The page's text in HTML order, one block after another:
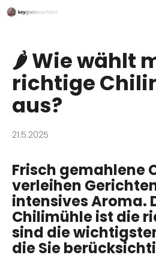
Zum
Inhalt
🌶️ Wie wählt
richtige
aus?
21.5.2025
Frisch gemahlene
verleihen
intensives Aroma.
Chilimühle ist die
sind die
die Sie
W
a
zum
zum
W
a
s
s
u
c
h
e
n
S
i
e
?